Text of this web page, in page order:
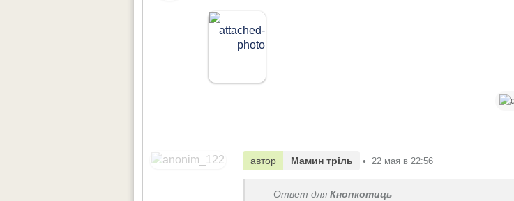
автор Мамин тріль • 22 мая в 22:56
Ответ для Кнопкотиць